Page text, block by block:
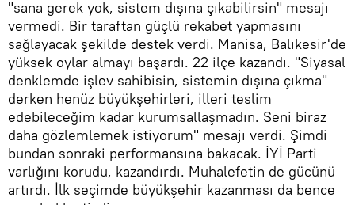
"sana gerek yok, sistem dışına çıkabilirsin" mesajı
vermedi. Bir taraftan güçlü rekabet yapmasını
sağlayacak şekilde destek verdi. Manisa, Balıkesir'de
yüksek oylar almayı başardı. 22 ilçe kazandı. "Siyasal
denklemde işlev sahibisin, sistemin dışına çıkma"
derken henüz büyükşehirleri, illeri teslim
edebileceğim kadar kurumsallaşmadın. Seni biraz
daha gözlemlemek istiyorum" mesajı verdi. Şimdi
bundan sonraki performansına bakacak. İYİ Parti
varlığını korudu, kazandırdı. Muhalefetin de gücünü
artırdı. İlk seçimde büyükşehir kazanması da bence